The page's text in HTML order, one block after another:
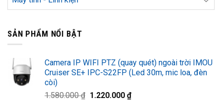
SẢN PHẨM NỔI BẬT
Camera IP WIFI PTZ (quay quét) ngoài trời IMOU
Cruiser SE+ IPC-S22FP (Led 30m, mic loa, đèn
còi)
1.580.000₫ Giá
1.220.000 ₫Giá